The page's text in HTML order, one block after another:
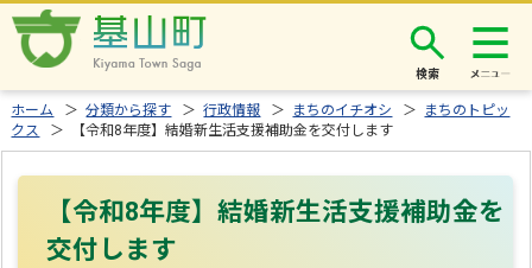
検索
ホーム ＞分類から探す ＞行政情報 ＞ まちのイチオシ ＞
まちのトピッ
クス
＞ 【令和8年度】結婚新生活支援補助金を交付します
【令和8年度】結婚新生活支援補助金を
交付します